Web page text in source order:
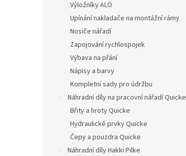
Výložníky ALÖ
Upínání nakladače na montážní rámy
Nosiče nářadí
Zapojování rychlospojek
Výbava na přání
Nápisy a barvy
Kompletní sady pro údržbu
Náhradní díly na pracovní nářadí Quicke
Břity a hroty Quicke
Hydraulické prvky Quicke
Čepy a pouzdra Quicke
Náhradní díly Hakki Pilke